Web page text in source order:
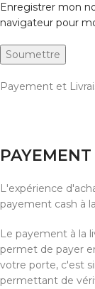
Enregistrer mon
navigateur pour
Payement et
L'expérience
payement cash à
Le payement à la
permet de payer
votre porte, c'est
permettant de